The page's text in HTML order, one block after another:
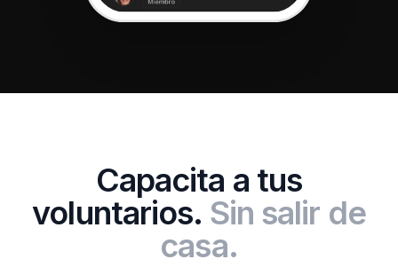
Capacita a tus
voluntarios. Sin salir de
casa.